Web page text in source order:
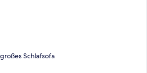
Schlafsofa